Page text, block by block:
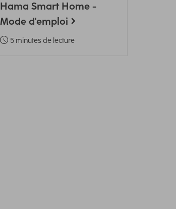
Hama Smart Home -
Mode d'emploi
5 minutes de lecture